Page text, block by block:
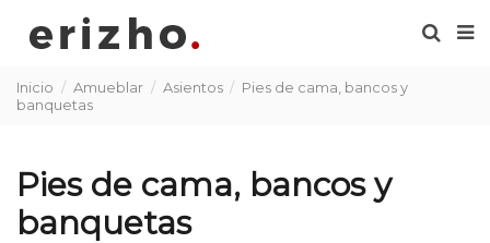
Inicio Amueblar Asientos
Pies de cama, bancos y
banquetas
Pies de cama, bancos y
banquetas